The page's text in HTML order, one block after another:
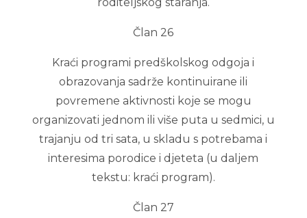
Član 26
Kraći programi predškolskog odgoja i
obrazovanja sadrže kontinuirane ili
povremene aktivnosti koje se mogu
organizovati jednom ili više puta u sedmici, u
trajanju od tri sata, u skladu s potrebama i
interesima porodice i djeteta (u daljem
tekstu: kraći program).
Član 27